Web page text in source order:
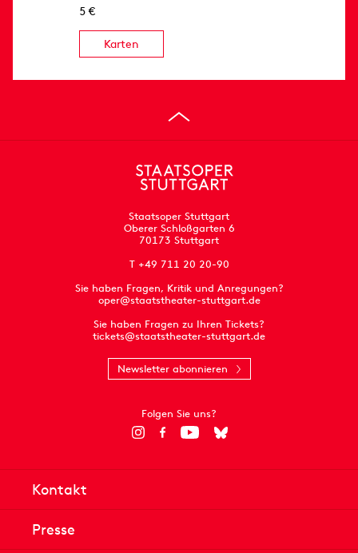
5 €
Karten
Staatsoper Stuttgart
Oberer Schloßgarten 6
70173 Stuttgart
T +49 711 20 20-90
Sie haben Fragen, Kritik und Anregungen?
oper@staatstheater-stuttgart.de
Sie haben Fragen zu Ihren Tickets?
tickets@staatstheater-stuttgart.de
Newsletter abonnieren
Folgen Sie uns?
Kontakt
Presse